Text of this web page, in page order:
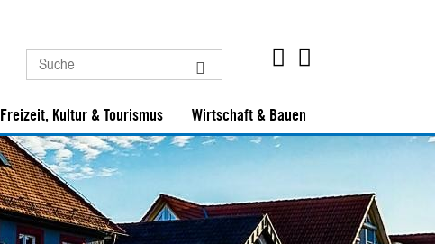
Freizeit, Kultur & Tourismus Wirtschaft & Bauen